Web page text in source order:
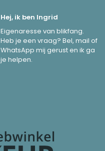
Hej, ik ben Ingrid
Eigenaresse van blikfang.
Heb je een vraag? Bel, mail of
WhatsApp mij gerust en ik ga
je helpen.